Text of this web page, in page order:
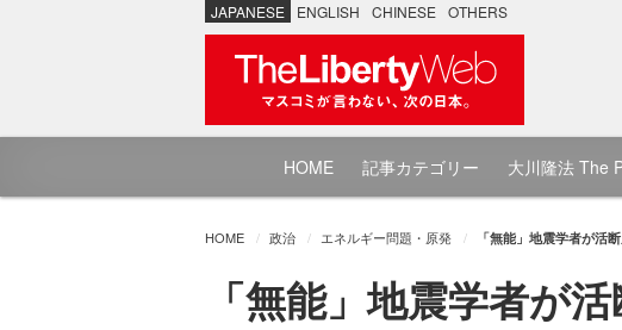
JAPANESE ENGLISH CHINESE OTHERS
HOME 記事カテゴリー 大川隆法 The
HOME 政治 エネルギー問題・原発 「無能」地震学者が活
「無能」地震学者が